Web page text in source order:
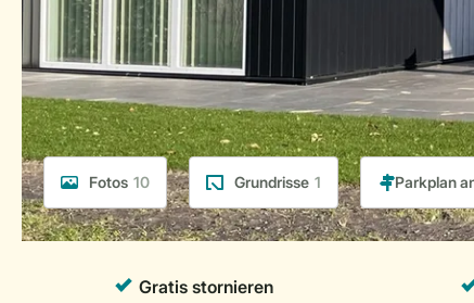
Fotos 10 Grundrisse 1